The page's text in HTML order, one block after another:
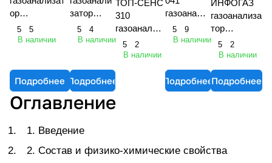
ор
взрывозащищ
енный
переносной
5
5
В наличии
Подробнее
затор
портативн
ый
5
4
В наличии
Подробнее
ТОП-СЕНС
310
газоанализ
атор
портативны
ьный
5
2
В наличии
газоанали
затор
переносно
льный
5
9
В наличии
Подробнее
ИНФОГАЗ
газоанализа
тор
взрывозащи
щенный
ьный
5
2
В наличии
Подробнее
Оглавление
1. Введение
2. Состав и физико-химические свойства